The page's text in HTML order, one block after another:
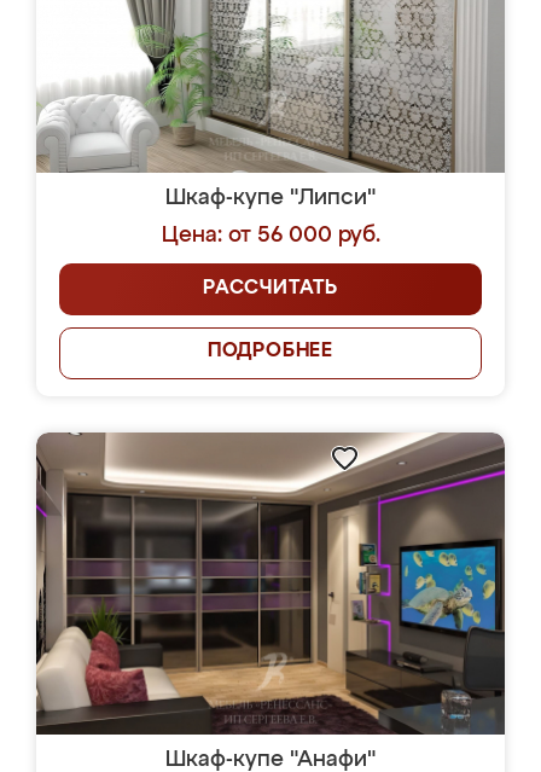
Шкаф-купе "Липси"
Цена: от 56 000 руб.
РАССЧИТАТЬ
ПОДРОБНЕЕ
Шкаф-купе "Анафи"